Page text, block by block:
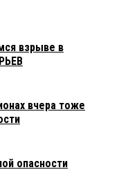
взрыве в
вчера тоже
опасности